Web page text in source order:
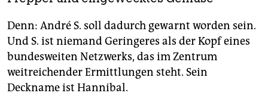
Weitere ausgezeichnete taz-Texte
Denn: André S. soll dadurch gewarnt worden sein.
Und S. ist niemand Geringeres als der Kopf eines
bundesweiten Netzwerks, das im Zentrum
weitreichender Ermittlungen steht. Sein
Deckname ist Hannibal.